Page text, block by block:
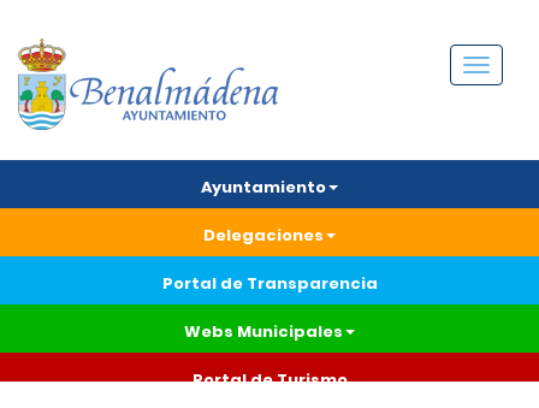
Menú
Ayuntamiento
Delegaciones
Portal de Transparencia
Webs Municipales
Portal de Turismo